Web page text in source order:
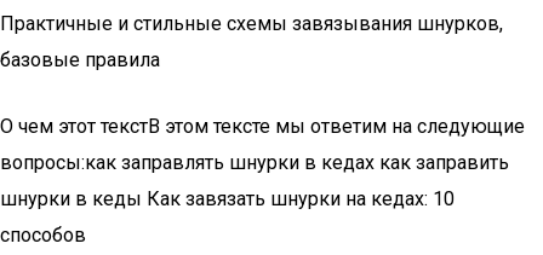
Практичные и стильные схемы завязывания шнурков,
базовые правила
О чем этот текстВ этом тексте мы ответим на следующие
вопросы:как заправлять шнурки в кедах как заправить
шнурки в кеды Как завязать шнурки на кедах: 10
способов